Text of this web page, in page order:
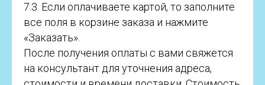
7.3. Если оплачиваете картой, то заполните
все поля в корзине заказа и нажмите
«Заказать».
После получения оплаты с вами свяжется
на консультант для уточнения адреса,